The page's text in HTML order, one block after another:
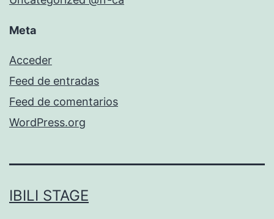
Meta
Acceder
Feed de entradas
Feed de comentarios
WordPress.org
IBILI STAGE